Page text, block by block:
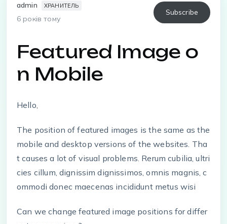
admin ХРАНИТЕЛЬ
6 років тому
Subscribe
Featured Image o
n Mobile
Hello,
The position of featured images is the same as the
mobile and desktop versions of the websites. Tha
t causes a lot of visual problems. Rerum cubilia, ultri
cies cillum, dignissim dignissimos, omnis magnis, c
ommodi donec maecenas incididunt metus wisi
Can we change featured image positions for differ